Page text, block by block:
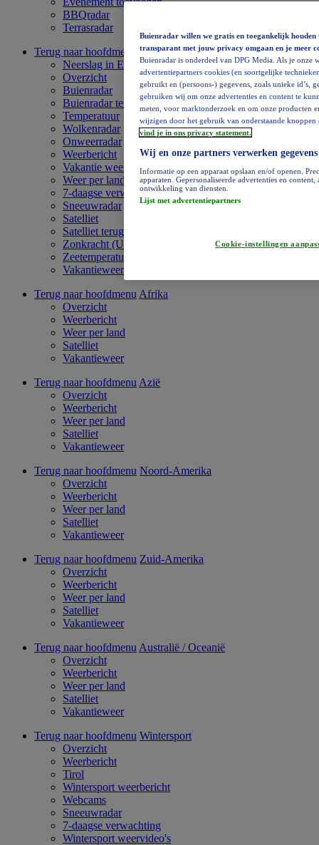
BBQradar
Terrasradar
Terug naar hoofdmenu
Europa
Neerslag in Europa
Overzicht
Buienradar
Buienradar terugkijken
Temperatuur
Wolkenradar
Onweerradar
Weerbericht
Vakantie weervideo
Weer per land
7-daagse verwachting
Sneeuwradar
Satelliet
Satelliet terugkijken
Zonkracht (UV)
Zeetemperatuur
Vakantieweer
Terug naar hoofdmenu Afrika
Overzicht
Weerbericht
Weer per land
Satelliet
Vakantieweer
Terug naar hoofdmenu Azië
Overzicht
Weerbericht
Weer per land
Satelliet
Vakantieweer
Terug naar hoofdmenu Noord-Amerika
Overzicht
Weerbericht
Weer per land
Satelliet
Vakantieweer
Terug naar hoofdmenu Zuid-Amerika
Overzicht
Weerbericht
Weer per land
Satelliet
Vakantieweer
Terug naar hoofdmenu Australië / Oceanië
Overzicht
Weerbericht
Weer per land
Satelliet
Vakantieweer
Terug naar hoofdmenu Wintersport
Overzicht
Weerbericht
Tirol
Wintersport weerbericht
Webcams
Sneeuwradar
7-daagse verwachting
Wintersport weervideo's
Buienradar willen we gratis en toegankelijk
transparant met jouw privacy omgaan en je meer
Buienradar is onderdeel van DPG Media. Als je
advertentiepartners cookies (en soortgelijke
gebruikt en (persoons-) gegevens, zoals unieke id’s,
gebruiken wij om onze advertenties en content te
meten, voor marktonderzoek en om onze producten
wijzigen door het gebruik van onderstaande
vind je in ons privacy statement.
Wij en onze partners verwerken
Informatie op een apparaat opslaan en/of openen.
apparaten. Gepersonaliseerde advertenties en
ontwikkeling van diensten.
Lijst met advertentiepartners
Cookie-instellingen